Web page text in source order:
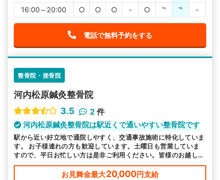
16:00～20:00
○ ○ ○ - ○ ℡ ℡ -
電話で無料予約をする
整骨院・接骨院
河内松原鍼灸整骨院
3.5
2 件
河内松原鍼灸整骨院は駅近くで通いやすい整骨院です
駅から近い好立地で通院しやすく、交通事故施術に特化していま
す。 お子様連れの方も歓迎しています。土曜日も営業していま
すので、平日お忙しい方は是非ご利用ください。皆様のお越しを
お待ちしております。
お見舞金最大20,000円支給